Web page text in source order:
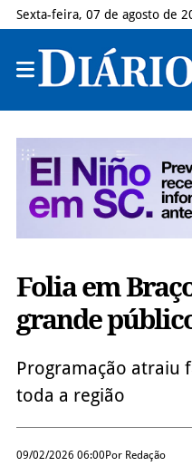
Sexta-feira, 07 de agosto de
Folia em
grande
Programação atraiu
toda a região
09/02/2026 06:00Por Redação